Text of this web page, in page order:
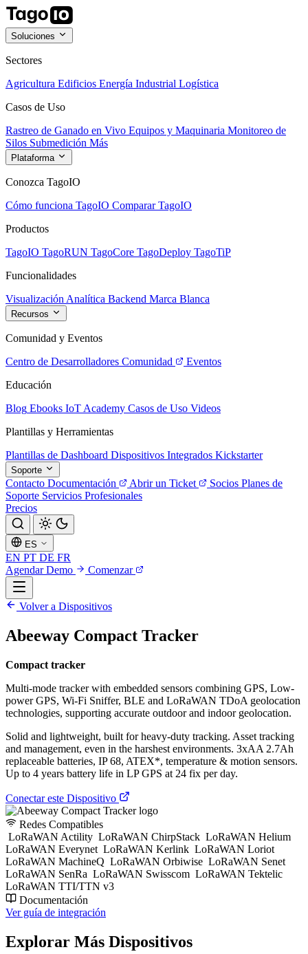
Soluciones
Sectores
Agricultura Edificios Energía Industrial Logística
Casos de Uso
Rastreo de Ganado en Vivo Equipos y Maquinaria Monitoreo de
Silos Submedición Más
Plataforma
Conozca TagoIO
Cómo funciona TagoIO Comparar TagoIO
Productos
TagoIO TagoRUN TagoCore TagoDeploy TagoTiP
Funcionalidades
Visualización Analítica Backend Marca Blanca
Recursos
Comunidad y Eventos
Centro de Desarrolladores Comunidad
Eventos
Educación
Blog Ebooks IoT Academy Casos de Uso Videos
Plantillas y Herramientas
Plantillas de Dashboard Dispositivos Integrados Kickstarter
Soporte
Contacto Documentación Abrir un Ticket Socios Planes de
Soporte Servicios Profesionales
Precios
ES
EN PT DE FR
Agendar Demo
Comenzar
Volver a Dispositivos
Abeeway Compact Tracker
Compact tracker
Multi-mode tracker with embedded sensors combining GPS, Low-
power GPS, Wi-Fi Sniffer, BLE and LoRaWAN TDoA geolocation
technologies, supporting accurate outdoor and indoor geolocation.
Solid and lightweight, built for heavy-duty tracking. Asset tracking
and management, even in the harshest environments. 3xAA 2.7Ah
replaceable batteries, IP 68, ATEX*, temperature & motion sensors.
Up to 4 years battery life in LP GPS at 24 fix per day.
Conectar este Dispositivo
Redes Compatibles
LoRaWAN Actility LoRaWAN ChirpStack LoRaWAN Helium
LoRaWAN Everynet LoRaWAN Kerlink LoRaWAN Loriot
LoRaWAN MachineQ LoRaWAN Orbiwise LoRaWAN Senet
LoRaWAN SenRa LoRaWAN Swisscom LoRaWAN Tektelic
LoRaWAN TTI/TTN v3
Documentación
Ver guía de integración
Explorar Más Dispositivos